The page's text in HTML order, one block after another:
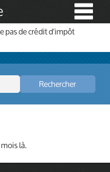
pas de crédit d'impôt
Rechercher
là.